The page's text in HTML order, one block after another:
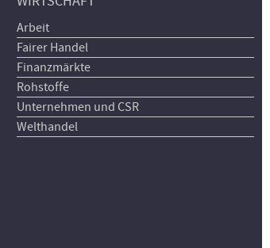
Arbeit
Fairer Handel
Finanzmärkte
Rohstoffe
Unternehmen und CSR
Welthandel